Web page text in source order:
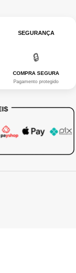
SEGURANÇA
🔒
COMPRA SEGURA
Pagamento protegido